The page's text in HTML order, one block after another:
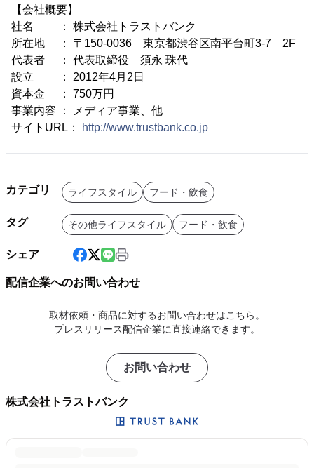
【会社概要】
社名 ： 株式会社トラストバンク
所在地 ： 〒150-0036 東京都渋谷区南平台町3-7 2F
代表者 ： 代表取締役 須永 珠代
設立 ： 2012年4月2日
資本金 ： 750万円
事業内容 ： メディア事業、他
サイトURL：
http://www.trustbank.co.jp
カテゴリ ライフスタイル フード・飲食
タグ その他ライフスタイル フード・飲食
シェア
配信企業へのお問い合わせ
取材依頼・商品に対するお問い合わせはこちら。
プレスリリース配信企業に直接連絡できます。
お問い合わせ
株式会社トラストバンク